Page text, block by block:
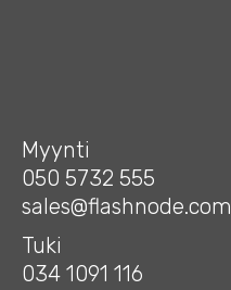
Myynti
050 5732 555
sales@flashnode.com
Tuki
034 1091 116